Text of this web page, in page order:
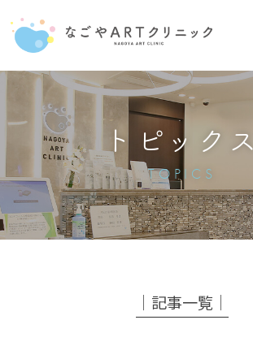
トピックス
TOPICS
│記事一覧│